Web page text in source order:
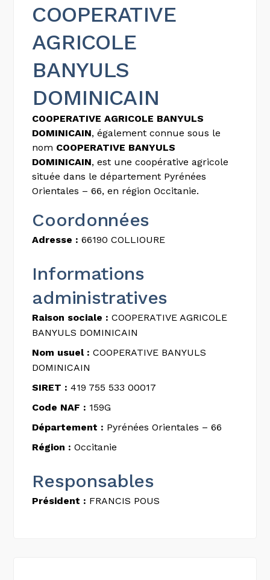
COOPERATIVE
AGRICOLE
BANYULS
DOMINICAIN
COOPERATIVE AGRICOLE BANYULS
DOMINICAIN, également connue sous le
nom COOPERATIVE BANYULS
DOMINICAIN, est une coopérative agricole
située dans le département Pyrénées
Orientales – 66, en région Occitanie.
Coordonnées
Adresse : 66190 COLLIOURE
Informations
administratives
Raison sociale : COOPERATIVE AGRICOLE
BANYULS DOMINICAIN
Nom usuel : COOPERATIVE BANYULS
DOMINICAIN
SIRET : 419 755 533 00017
Code NAF : 159G
Département : Pyrénées Orientales – 66
Région : Occitanie
Responsables
Président : FRANCIS POUS